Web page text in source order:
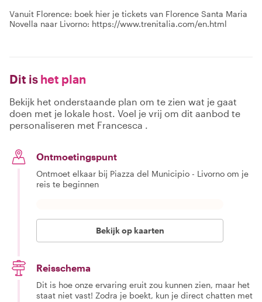
Vanuit Florence: boek hier je tickets van Florence Santa Maria
Novella naar Livorno: https://www.trenitalia.com/en.html
Dit is het plan
Bekijk het onderstaande plan om te zien wat je gaat
doen met je lokale host. Voel je vrij om dit aanbod te
personaliseren met Francesca .
Ontmoetingspunt
Ontmoet elkaar bij Piazza del Municipio - Livorno om je
reis te beginnen
Bekijk op kaarten
Reisschema
Dit is hoe onze ervaring eruit zou kunnen zien, maar het
staat niet vast! Zodra je boekt, kun je direct chatten met